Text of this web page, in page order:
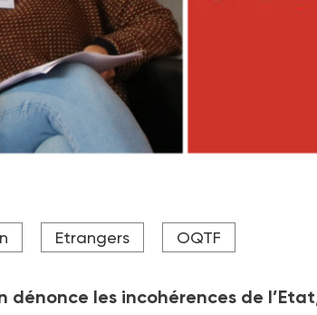
questions Expulsion à La Cimade.
Etrangers OQTF
dénonce les incohérences de